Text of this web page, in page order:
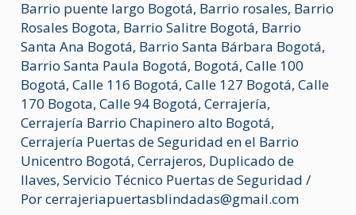
Barrio puente largo Bogotá, Barrio rosales, Barrio
Rosales Bogota, Barrio Salitre Bogotá, Barrio
Santa Ana Bogotá, Barrio Santa Bárbara Bogotá,
Barrio Santa Paula Bogotá, Bogotá,Calle 100
Bogotá,Calle 116 Bogotá,Calle 127 Bogotá,Calle
170 Bogota,Calle 94 Bogotá,Cerrajería,
Cerrajería Barrio Chapinero alto Bogotá,
Cerrajería Puertas de Seguridad en el Barrio
Unicentro Bogotá,Cerrajeros, Duplicado de
llaves,Servicio Técnico Puertas de Seguridad /
Porcerrajeriapuertasblindadas@gmail.com